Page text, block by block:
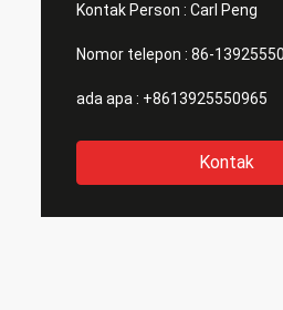
Kontak Person : Carl Peng
Nomor telepon : 86-
ada apa : +8613925550965
Kontak